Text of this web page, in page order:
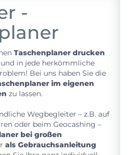
-
Taschenplaner drucken
in jede herkömmliche
Bei uns haben Sie die
im eigenen
zu lassen.
Wegbegleiter – z.B. auf
oder beim Geocashing –
bei großen
als Gebrauchsanleitung